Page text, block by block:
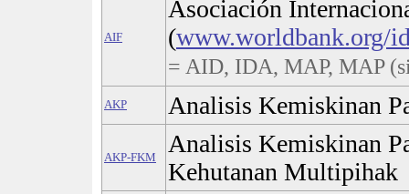
AIF
Asociación
(www.worldbank.org/
= AID, IDA, МАР, MAP
AKP Analisis Kemiskinan
AKP-FKM
Analisis Kemiskinan
Kehutanan Multipihak